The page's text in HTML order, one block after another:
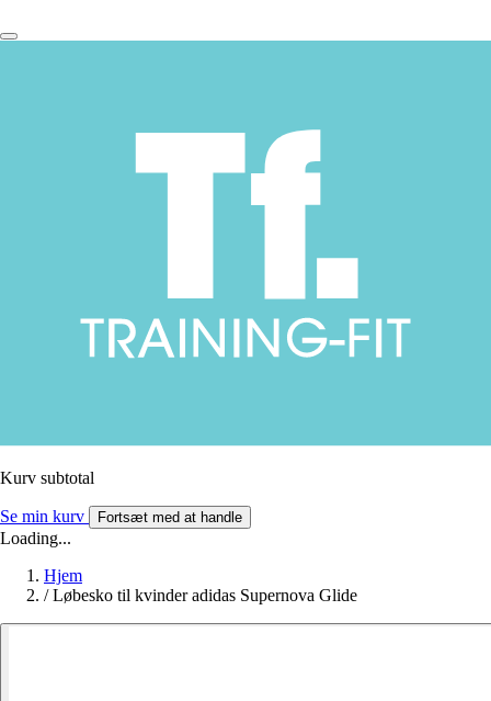
Kurv subtotal
Se min kurv Fortsæt med at handle
Loading...
Hjem
/ Løbesko til kvinder adidas Supernova Glide